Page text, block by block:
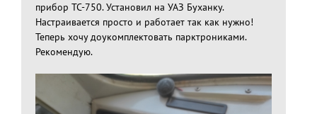
прибор ТС-750. Установил на УАЗ Буханку.
Настраивается просто и работает так как нужно!
Теперь хочу доукомплектовать парктрониками.
Рекомендую.